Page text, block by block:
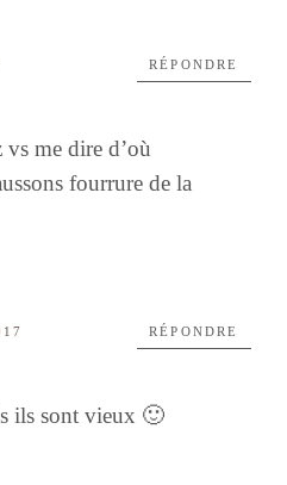
me dire d’où
fourrure de la
RÉPONDRE
ils sont vieux 🙂
RÉPONDRE